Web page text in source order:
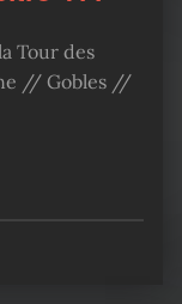
Tour des
// Gobles //